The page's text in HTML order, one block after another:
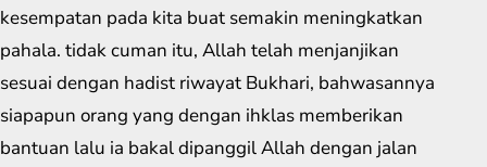
kesempatan pada kita buat semakin meningkatkan
pahala. tidak cuman itu, Allah telah menjanjikan
sesuai dengan hadist riwayat Bukhari, bahwasannya
siapapun orang yang dengan ihklas memberikan
bantuan lalu ia bakal dipanggil Allah dengan jalan